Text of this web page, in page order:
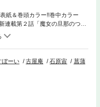
紙＆巻頭カラー!!巻中カラー
連載第２話「魔女の旦那のつく
教室」「アンダーアイドル」
LOST STRANGER」が登場!!さ
剣士のストラグル」と、堂々の
内容が一部異なる場合がござい
作：るーすぼーい 作画：古屋
菖蒲／「黄泉のツガイ」荒川
なおうち」葵梅太郎／「アンダ
ぼーい 古屋庵 石原宙
菖蒲